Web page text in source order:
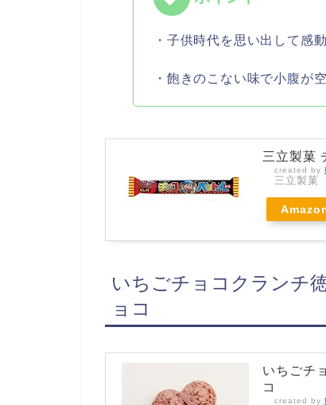
・子供時代を思い出して感動
・飽きのこない味で小腹が
三立製菓
created by
三立製菓
いちごチョコクランチ
ョコ
いちごチ
コ
created by